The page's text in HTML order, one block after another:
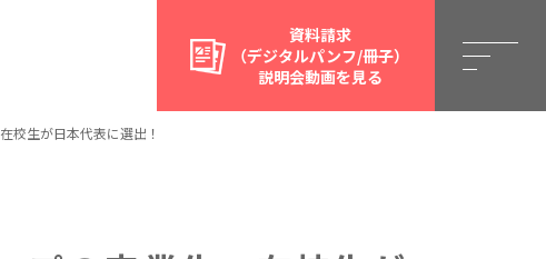
資料請求
（デジタルパンフ/冊子）
説明会動画を見る
校生が日本代表に選出！